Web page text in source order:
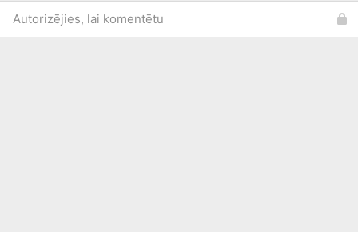
Autorizējies, lai komentētu